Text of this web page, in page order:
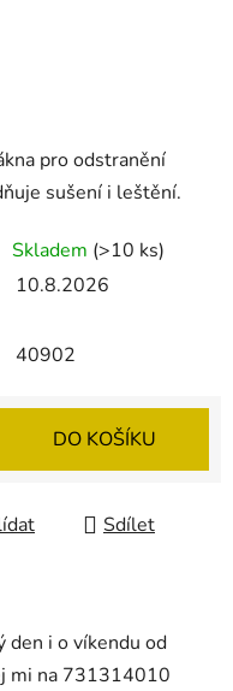
pro odstranění
sušení i leštění.
Skladem (>10 ks)
10.8.2026
40902
DO KOŠÍKU
Sdílet
den i o víkendu od
mi na 731314010